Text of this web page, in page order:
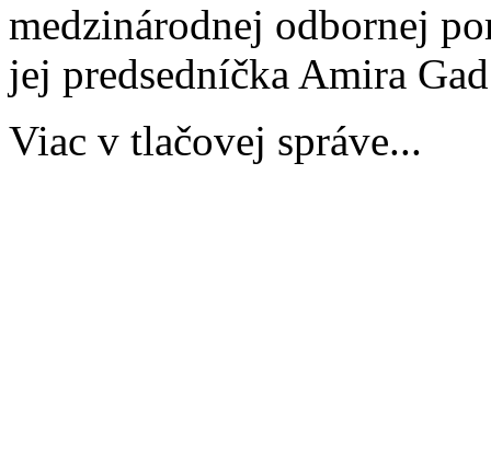
medzinárodnej odbornej
jej predsedníčka Amira
Viac v tlačovej správe...